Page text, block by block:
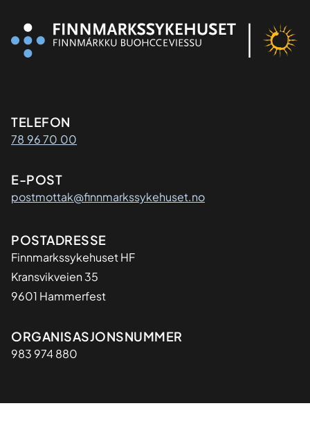
Kontaktinformasjon
TELEFON
78 96 70 00
E-POST
postmottak@finnmarkssykehuset.no
Adresse
POSTADRESSE
Finnmarkssykehuset HF
Kransvikveien 35
9601 Hammerfest
Organisasjon
ORGANISASJONSNUMMER
983 974 880